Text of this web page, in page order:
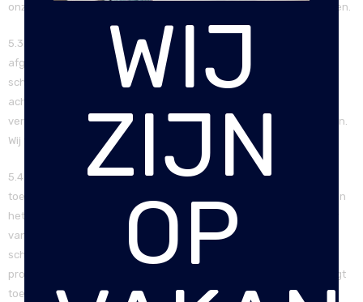
onze mogelijkheden ligt zullen wij het probleem zelf voor u oplossen.
5.3. Klachten worden doorgaans binnen 14 dagen door ons
afgehandeld. De afhandeling van een klacht gebeurt altijd
schriftelijk. Nadat een klacht is afgewikkeld, ontvangt u van ons
achteraf een enquete met betrekking tot de klachtafwikkeling. Wij
verzoeken u vriendelijk deze in te vullen en aan ons terug te sturen.
Wij willen u te allen tijde van een uitstekende service voorzien.
5.4. Op elk product dat wij aan u leveren, is een garantie van
toepassing. Hoe lang deze garantie duurt, is geheel afhankelijk van
het product. Op de meeste producten is een garantie van een jaar
van toepassing. Mocht dit afwijkend zijn, dan kunt u dit lezen in de
schriftelijke bevestiging die u van ons krijgt aangeleverd bij het
product dat u heeft gekocht, en op de factuur die u per e-mail krijgt
toegestuurd. Op verbruiks- en gebruiksproducten zoals
WIJ
ZIJN
OP